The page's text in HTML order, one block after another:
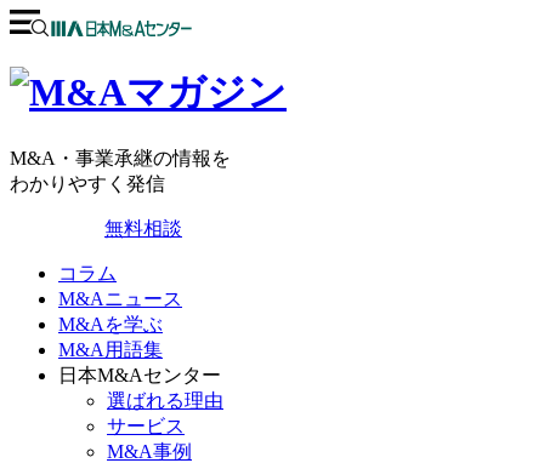
M&A・事業承継の情報を
わかりやすく発信
無料相談
コラム
M&Aニュース
M&Aを学ぶ
M&A用語集
日本M&Aセンター
選ばれる理由
サービス
M&A事例